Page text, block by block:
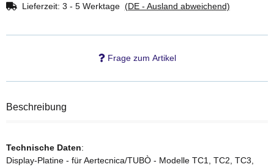
Lieferzeit: 3 - 5 Werktage (DE - Ausland abweichend)
Frage zum Artikel
Beschreibung
Technische Daten:
Display-Platine - für Aertecnica/TUBÒ - Modelle TC1, TC2, TC3,